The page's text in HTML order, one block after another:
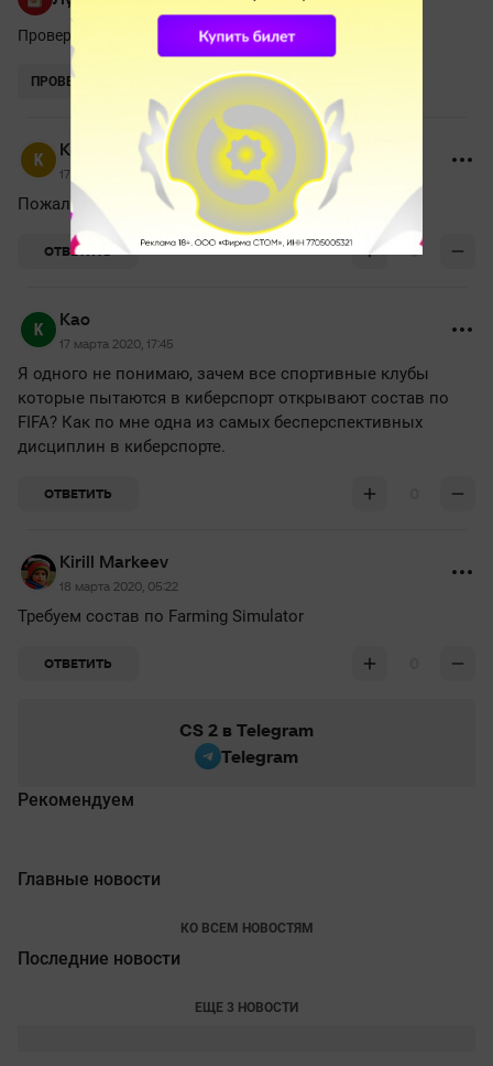
Проверь себя на внимательность и забирай приз!
ПРОВЕРИТЬ
Kobe81pts
17 марта 2020, 16:55
Пожалуйста, подпишите FlyToMoon!
ОТВЕТИТЬ 0
Kao
17 марта 2020, 17:45
Я одного не понимаю, зачем все спортивные клубы
которые пытаются в киберспорт открывают состав по
FIFA? Как по мне одна из самых бесперспективных
дисциплин в киберспорте.
ОТВЕТИТЬ
Kirill Markeev
18 марта 2020, 05:22
Требуем состав по Farming Simulator
ОТВЕТИТЬ
CS 2 в Telegram
Telegram
Рекомендуем
Главные новости
КО ВСЕМ НОВОСТЯМ
Последние новости
ЕЩЕ 3 НОВОСТИ